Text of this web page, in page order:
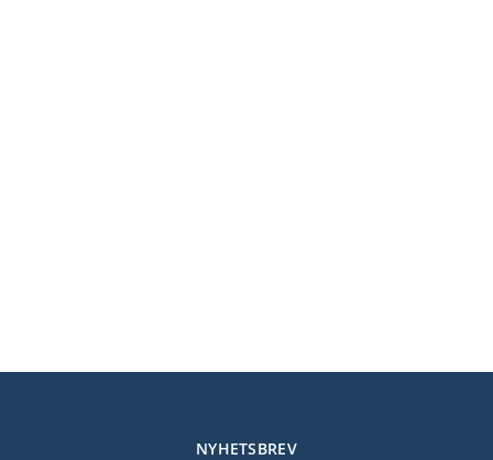
NYHETSBREV